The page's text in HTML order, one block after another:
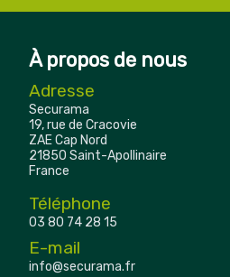
À propos de nous
Adresse
Securama
19, rue de Cracovie
ZAE Cap Nord
21850 Saint-Apollinaire
France
Téléphone
03 80 74 28 15
E-mail
info@securama.fr